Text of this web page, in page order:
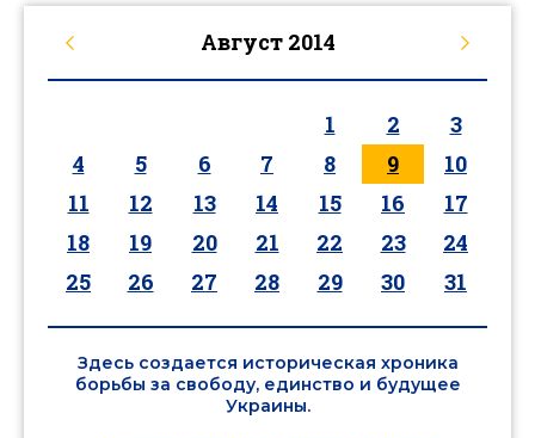
Август 2014
1 2
3
4
5 6 7 8 9
10
11
12 13 14 15 16
17
18
19 20 21 22 23
24
25
26 27 28 29 30 31
Здесь создается историческая хроника
борьбы за свободу, единство и будущее
Украины.